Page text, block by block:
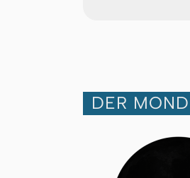
DER